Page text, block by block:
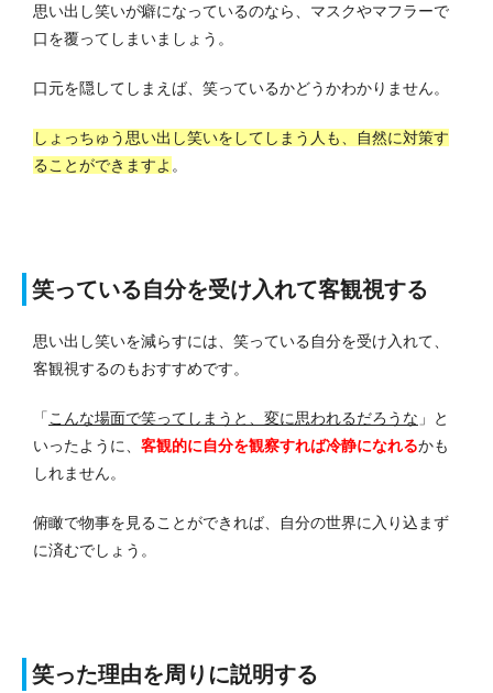
思い出し笑いが癖になっているのなら、マスクやマフラーで
口を覆ってしまいましょう。
口元を隠してしまえば、笑っているかどうかわかりません。
しょっちゅう思い出し笑いをしてしまう人も、自然に対策す
ることができますよ 。
笑っている自分を受け入れて客観視する
思い出し笑いを減らすには、笑っている自分を受け入れて、
客観視するのもおすすめです。
「 こんな場面で笑ってしまうと、変に思われるだろうな 」と
いったように、 客観的に自分を観察すれば冷静になれるかも
しれません。
俯瞰で物事を見ることができれば、自分の世界に入り込まず
に済むでしょう。
笑った理由を周りに説明する